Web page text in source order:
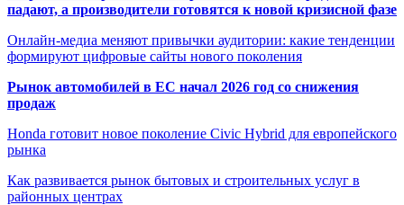
падают, а производители готовятся к новой кризисной фазе
Онлайн-медиа меняют привычки аудитории: какие тенденции
формируют цифровые сайты нового поколения
Рынок автомобилей в ЕС начал 2026 год со снижения
продаж
Honda готовит новое поколение Civic Hybrid для европейского
рынка
Как развивается рынок бытовых и строительных услуг в
районных центрах